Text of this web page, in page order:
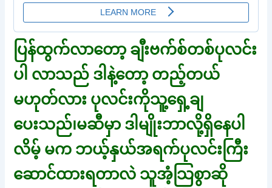
ပြန်ထွက်လာတော့ ချီးဗက်စ်တစ်ပုလင်း
ပါ လာသည် ဒါနဲ့တော့ တည့်တယ်
မဟုတ်လား ပုလင်းကိုသူ့ရှေ့ချ
ပေးသည်၊မဆီမှာ ဒါမျိုးဘာလို့ရှိနေပါ
လိမ့် မက ဘယ့်နှယ်အရက်ပုလင်းကြီး
ဆောင်ထားရတာလဲ သူအံ့သြစွာဆို